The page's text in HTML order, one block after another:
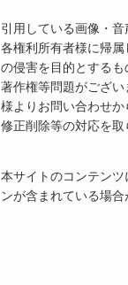
引用している画像・
各権利所有者様に帰
の侵害を目的とするも
著作権等問題がござ
様よりお問い合わせ
修正削除等の対応を取
本サイトのコンテン
ンが含まれている場合